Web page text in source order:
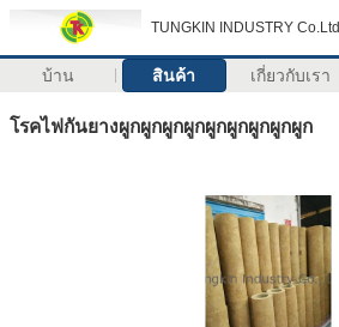
TUNGKIN INDUSTRY Co.Ltd
บ้าน สินค้า เกี่ยวกับเรา
โรคไฟกันยางผูกผูกผูกผูกผูกผูกผูกผูกผูก